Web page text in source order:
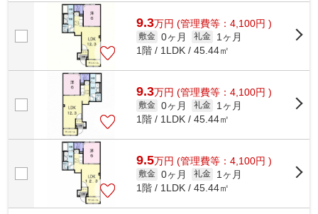
9.3万円 (管理費等：4,100円 )
敷金 0ヶ月 礼金
1ヶ月
1階 / 1LDK / 45.44㎡
9.3万円 (管理費等：4,100円 )
敷金 0ヶ月 礼金
1ヶ月
1階 / 1LDK / 45.44㎡
9.5万円 (管理費等：4,100円 )
敷金 0ヶ月 礼金
1ヶ月
1階 / 1LDK / 45.44㎡